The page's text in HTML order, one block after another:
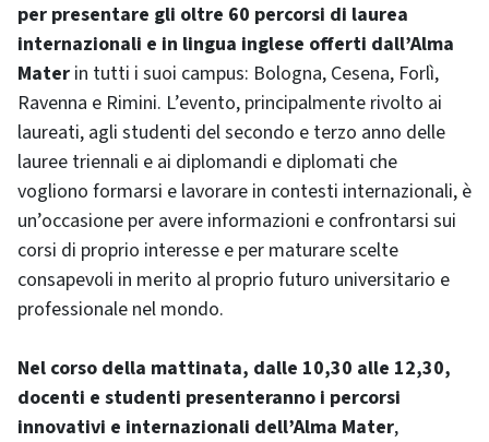
per presentare gli oltre 60 percorsi di laurea
internazionali e in lingua inglese offerti dall’Alma
Mater in tutti i suoi campus: Bologna, Cesena, Forlì,
Ravenna e Rimini. L’evento, principalmente rivolto ai
laureati, agli studenti del secondo e terzo anno delle
lauree triennali e ai diplomandi e diplomati che
vogliono formarsi e lavorare in contesti internazionali, è
un’occasione per avere informazioni e confrontarsi sui
corsi di proprio interesse e per maturare scelte
consapevoli in merito al proprio futuro universitario e
professionale nel mondo.
Nel corso della mattinata, dalle 10,30 alle 12,30,
docenti e studenti presenteranno i percorsi
innovativi e internazionali dell’Alma Mater,